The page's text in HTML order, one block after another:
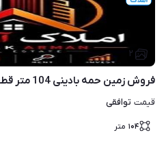
۲
فروش زمین حمه بادینی 104 متر قطعه 62قیمت530 میلیون
قیمت توافقی
۱۰۴ متر